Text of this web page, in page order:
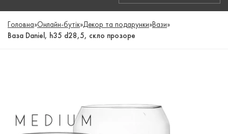
Головна»Онлайн-бутік»Декор та подарунки»Вази»
Ваза Daniel, h35 d28,5, скло прозоре